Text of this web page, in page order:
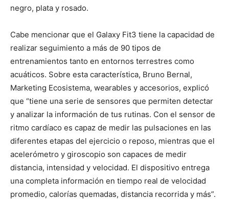
negro, plata y rosado.
Cabe mencionar que el Galaxy Fit3 tiene la capacidad de
realizar seguimiento a más de 90 tipos de
entrenamientos tanto en entornos terrestres como
acuáticos. Sobre esta característica, Bruno Bernal,
Marketing Ecosistema, wearables y accesorios, explicó
que “tiene una serie de sensores que permiten detectar
y analizar la información de tus rutinas. Con el sensor de
ritmo cardíaco es capaz de medir las pulsaciones en las
diferentes etapas del ejercicio o reposo, mientras que el
acelerómetro y giroscopio son capaces de medir
distancia, intensidad y velocidad. El dispositivo entrega
una completa información en tiempo real de velocidad
promedio, calorías quemadas, distancia recorrida y más”.